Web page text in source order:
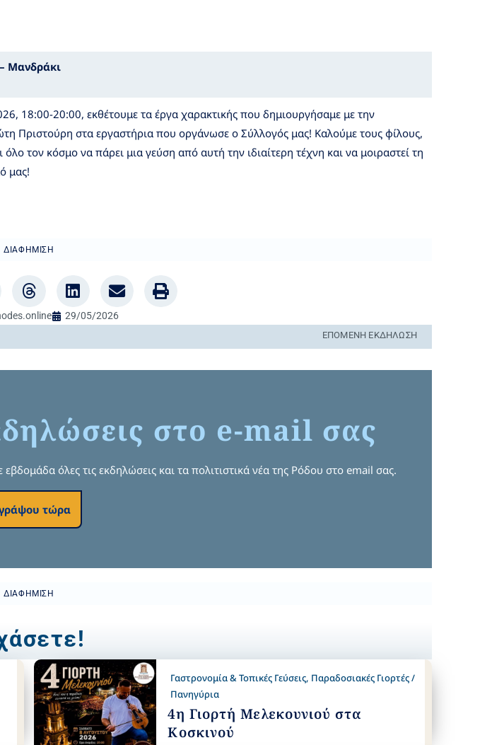
Μανδράκι
18:00-20:00, εκθέτουμε τα έργα χαρακτικής που δημιουργήσαμε με την
Πριστούρη στα εργαστήρια που οργάνωσε ο Σύλλογός μας! Καλούμε τους φίλους,
τον κόσμο να πάρει μια γεύση από αυτή την ιδιαίτερη τέχνη και να μοιραστεί τη
μας!
ΔΙΑΦΉΜΙΣΗ
29/05/2026
ΕΠΌΜΕΝΗ ΕΚΔΉΛΩΣΗ
στο e-mail σας
όλες τις εκδηλώσεις και τα πολιτιστικά νέα της Ρόδου στο email σας.
τώρα
ΔΙΑΦΉΜΙΣΗ
Γαστρονομία & Τοπικές Γεύσεις, Παραδοσιακές Γιορτές /
Πανηγύρια
4η Γιορτή Μελεκουνιού στα
Κοσκινού